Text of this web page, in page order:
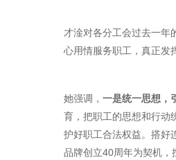
才淦对各分工会过去一年
心用情服务职工，真正发
她强调， 一是统一思想，
育，把职工的思想和行动
护好职工合法权益。搭好
品牌创立40周年为契机，